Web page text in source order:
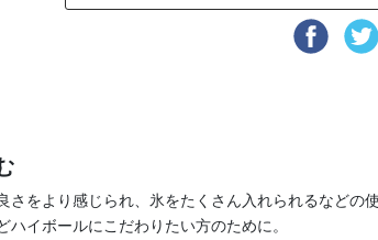
さをより感じられ、氷をたくさん入れられるなどの
ハイボールにこだわりたい方のために。